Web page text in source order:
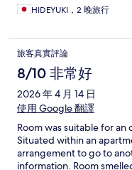
HIDEYUKI，2 晚旅行
旅客真實評論
8/10 非常好
2026 年 4 月 14 日
使用 Google 翻譯
Room was suitable for
Situated within an
arrangement to go to
information. Room